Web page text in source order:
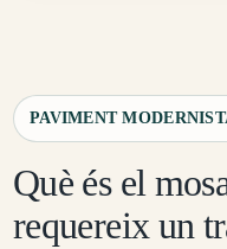
PAVIMENT
Què és el
requereix un